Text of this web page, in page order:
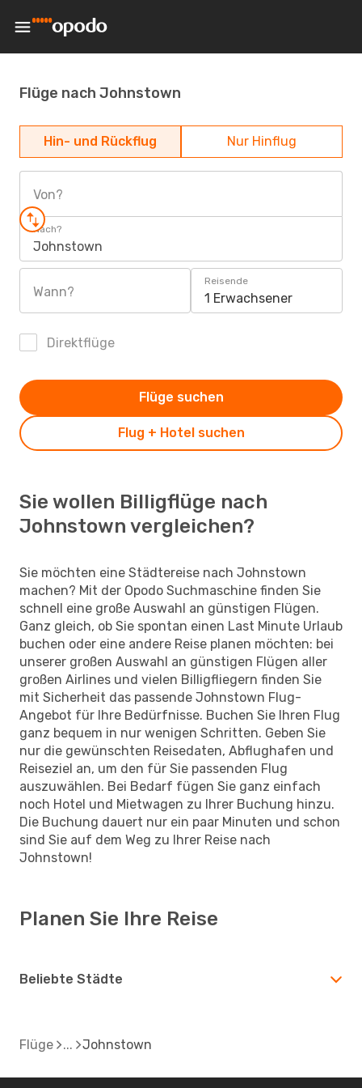
Flüge nach Johnstown
Hin- und Rückflug Nur Hinflug
Von?
Nach?
Johnstown
Wann?
Reisende
1 Erwachsener
Direktflüge
Flug + Hotel suchen
Flüge suchen
Sie wollen Billigflüge nach
Johnstown vergleichen?
Sie möchten eine Städtereise nach Johnstown
machen? Mit der Opodo Suchmaschine finden Sie
schnell eine große Auswahl an günstigen Flügen.
Ganz gleich, ob Sie spontan einen Last Minute Urlaub
buchen oder eine andere Reise planen möchten: bei
unserer großen Auswahl an günstigen Flügen aller
großen Airlines und vielen Billigfliegern finden Sie
mit Sicherheit das passende Johnstown Flug-
Angebot für Ihre Bedürfnisse. Buchen Sie Ihren Flug
ganz bequem in nur wenigen Schritten. Geben Sie
nur die gewünschten Reisedaten, Abflughafen und
Reiseziel an, um den für Sie passenden Flug
auszuwählen. Bei Bedarf fügen Sie ganz einfach
noch Hotel und Mietwagen zu Ihrer Buchung hinzu.
Die Buchung dauert nur ein paar Minuten und schon
sind Sie auf dem Weg zu Ihrer Reise nach
Johnstown!
Planen Sie Ihre Reise
Beliebte Städte
Flüge Johnstown